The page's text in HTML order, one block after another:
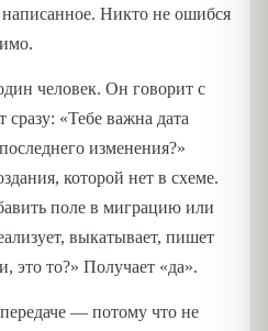
Никто не ошибся
человек. Он говорит с
сразу: «Тебе важна дата
изменения?»
которой нет в схеме.
поле в миграцию или
выкатывает, пишет
это то?» Получает «да».
— потому что не